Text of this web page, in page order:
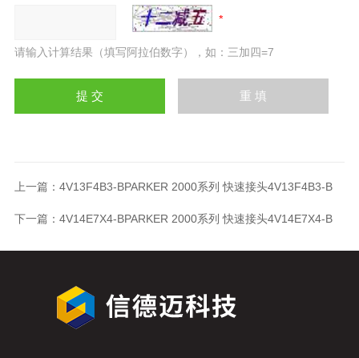
请输入计算结果（填写阿拉伯数字），如：三加四=7
上一篇： 4V13F4B3-BPARKER 2000系列 快速接头4V13F4B3-B
下一篇： 4V14E7X4-BPARKER 2000系列 快速接头4V14E7X4-B